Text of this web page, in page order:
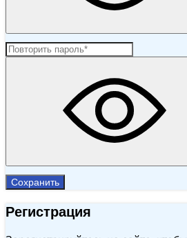
Сохранить
Регистрация